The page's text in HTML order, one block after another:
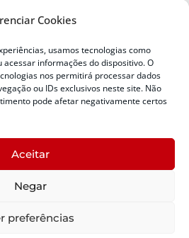
Cookies
usamos tecnologias como
informações do dispositivo. O
nos permitirá processar dados
ou IDs exclusivos neste site. Não
pode afetar negativamente certos
Aceitar
Negar
preferências
Santa Catarina
SC